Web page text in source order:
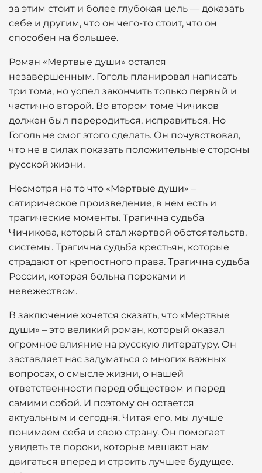
за этим стоит и более глубокая цель — доказать
себе и другим, что он чего-то стоит, что он
способен на большее.
Роман «Мертвые души» остался
незавершенным. Гоголь планировал написать
три тома, но успел закончить только первый и
частично второй. Во втором томе Чичиков
должен был переродиться, исправиться. Но
Гоголь не смог этого сделать. Он почувствовал,
что не в силах показать положительные стороны
русской жизни.
Несмотря на то что «Мертвые души» –
сатирическое произведение, в нем есть и
трагические моменты. Трагична судьба
Чичикова, который стал жертвой обстоятельств,
системы. Трагична судьба крестьян, которые
страдают от крепостного права. Трагична судьба
России, которая больна пороками и
невежеством.
В заключение хочется сказать, что «Мертвые
души» – это великий роман, который оказал
огромное влияние на русскую литературу. Он
заставляет нас задуматься о многих важных
вопросах, о смысле жизни, о нашей
ответственности перед обществом и перед
самими собой. И поэтому он остается
актуальным и сегодня. Читая его, мы лучше
понимаем себя и свою страну. Он помогает
увидеть те пороки, которые мешают нам
двигаться вперед и строить лучшее будущее.